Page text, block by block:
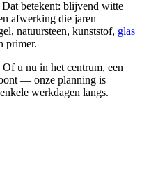
betekent: blijvend witte
afwerking die jaren
natuursteen, kunststof, glas
primer.
u nu in het centrum, een
— onze planning is
werkdagen langs.